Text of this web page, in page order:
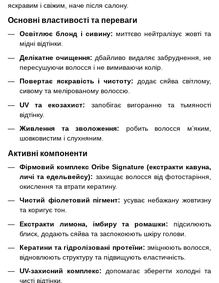
яскравим і свіжим, наче після салону.
Основні властивості та переваги
Освітлює блонд і сивину: миттєво нейтралізує жовті та
мідні відтінки.
Делікатне очищення: дбайливо видаляє забруднення, не
пересушуючи волосся і не вимиваючи колір.
Повертає яскравість і чистоту: додає сяйва світлому,
сивому та мелірованому волоссю.
UV та екозахист: запобігає вигоранню та тьмяності
відтінку.
Живлення та зволоження: робить волосся м’яким,
шовковистим і слухняним.
Активні компоненти
Фірмовий комплекс Oribe Signature (екстракти кавуна,
личі та едельвейсу): захищає волосся від фотостаріння,
окислення та втрати кератину.
Чистий фіолетовий пігмент: усуває небажану жовтизну
та коригує тон.
Екстракти лимона, імбиру та ромашки: підсилюють
блиск, додають сяйва та заспокоюють шкіру голови.
Кератини та гідролізовані протеїни: зміцнюють волосся,
відновлюють структуру та підвищують еластичність.
UV-захисний комплекс: допомагає зберегти холодні та
чисті відтінки.